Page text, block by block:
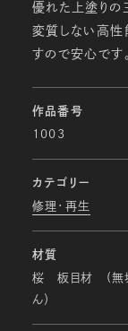
優れた上塗りの
変質しない高性
すので安心です
作品番号
1003
カテゴリー
修理・再生
材質
桜 板目材 (無垢
ん）